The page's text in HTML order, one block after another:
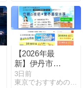
【2026年最
新】伊丹市の
太陽光発電お
すすめ業者6
3日前
東京でおすすめの蓄電池業者19選！補助金サポートや口コミ